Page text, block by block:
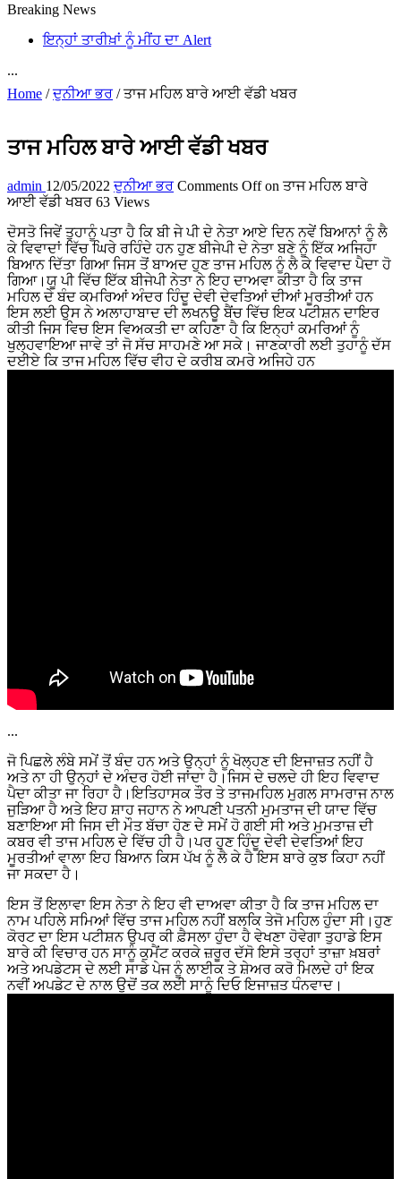
Breaking News
ਇਨ੍ਹਾਂ ਤਾਰੀਖ਼ਾਂ ਨੂੰ ਮੀਂਹ ਦਾ Alert
...
Home / ਦੁਨੀਆ ਭਰ / ਤਾਜ ਮਹਿਲ ਬਾਰੇ ਆਈ ਵੱਡੀ ਖਬਰ
ਤਾਜ ਮਹਿਲ ਬਾਰੇ ਆਈ ਵੱਡੀ ਖਬਰ
admin 12/05/2022 ਦੁਨੀਆ ਭਰ Comments Offon ਤਾਜ ਮਹਿਲ ਬਾਰੇ
ਆਈ ਵੱਡੀ ਖਬਰ 63 Views
ਦੋਸਤੋ ਜਿਵੇਂ ਤੁਹਾਨੂੰ ਪਤਾ ਹੈ ਕਿ ਬੀ ਜੇ ਪੀ ਦੇ ਨੇਤਾ ਆਏ ਦਿਨ ਨਵੇਂ ਬਿਆਨਾਂ ਨੂੰ ਲੈ
ਕੇ ਵਿਵਾਦਾਂ ਵਿੱਚ ਘਿਰੇ ਰਹਿੰਦੇ ਹਨ ਹੁਣ ਬੀਜੇਪੀ ਦੇ ਨੇਤਾ ਬਣੇ ਨੂੰ ਇੱਕ ਅਜਿਹਾ
ਬਿਆਨ ਦਿੱਤਾ ਗਿਆ ਜਿਸ ਤੋਂ ਬਾਅਦ ਹੁਣ ਤਾਜ ਮਹਿਲ ਨੂੰ ਲੈ ਕੇ ਵਿਵਾਦ ਪੈਦਾ ਹੋ
ਗਿਆ।ਯੂ ਪੀ ਵਿੱਚ ਇੱਕ ਬੀਜੇਪੀ ਨੇਤਾ ਨੇ ਇਹ ਦਾਅਵਾ ਕੀਤਾ ਹੈ ਕਿ ਤਾਜ
ਮਹਿਲ ਦੇ ਬੰਦ ਕਮਰਿਆਂ ਅੰਦਰ ਹਿੰਦੂ ਦੇਵੀ ਦੇਵਤਿਆਂ ਦੀਆਂ ਮੂਰਤੀਆਂ ਹਨ
ਇਸ ਲਈ ਉਸ ਨੇ ਅਲਾਹਾਬਾਦ ਦੀ ਲਖਨਊ ਬੈਂਚ ਵਿੱਚ ਇਕ ਪਟੀਸ਼ਨ ਦਾਇਰ
ਕੀਤੀ ਜਿਸ ਵਿਚ ਇਸ ਵਿਅਕਤੀ ਦਾ ਕਹਿਣਾ ਹੈ ਕਿ ਇਨ੍ਹਾਂ ਕਮਰਿਆਂ ਨੂੰ
ਖੁਲ੍ਹਵਾਇਆ ਜਾਵੇ ਤਾਂ ਜੋ ਸੱਚ ਸਾਹਮਣੇ ਆ ਸਕੇ। ਜਾਣਕਾਰੀ ਲਈ ਤੁਹਾਨੂੰ ਦੱਸ
ਦਈਏ ਕਿ ਤਾਜ ਮਹਿਲ ਵਿੱਚ ਵੀਹ ਦੇ ਕਰੀਬ ਕਮਰੇ ਅਜਿਹੇ ਹਨ
...
ਜੋ ਪਿਛਲੇ ਲੰਬੇ ਸਮੇਂ ਤੋਂ ਬੰਦ ਹਨ ਅਤੇ ਉਨ੍ਹਾਂ ਨੂੰ ਖੋਲ੍ਹਣ ਦੀ ਇਜਾਜ਼ਤ ਨਹੀਂ ਹੈ
ਅਤੇ ਨਾ ਹੀ ਉਨ੍ਹਾਂ ਦੇ ਅੰਦਰ ਹੋਈ ਜਾਂਦਾ ਹੈ।ਜਿਸ ਦੇ ਚਲਦੇ ਹੀ ਇਹ ਵਿਵਾਦ
ਪੈਦਾ ਕੀਤਾ ਜਾ ਰਿਹਾ ਹੈ।ਇਤਿਹਾਸਕ ਤੌਰ ਤੇ ਤਾਜਮਹਿਲ ਮੁਗਲ ਸਾਮਰਾਜ ਨਾਲ
ਜੁੜਿਆ ਹੈ ਅਤੇ ਇਹ ਸ਼ਾਹ ਜਹਾਨ ਨੇ ਆਪਣੀ ਪਤਨੀ ਮੁਮਤਾਜ ਦੀ ਯਾਦ ਵਿੱਚ
ਬਣਾਇਆ ਸੀ ਜਿਸ ਦੀ ਮੌਤ ਬੱਚਾ ਹੋਣ ਦੇ ਸਮੇਂ ਹੋ ਗਈ ਸੀ ਅਤੇ ਮੁਮਤਾਜ਼ ਦੀ
ਕਬਰ ਵੀ ਤਾਜ ਮਹਿਲ ਦੇ ਵਿੱਚ ਹੀ ਹੈ।ਪਰ ਹੁਣ ਹਿੰਦੂ ਦੇਵੀ ਦੇਵਤਿਆਂ ਇਹ
ਮੂਰਤੀਆਂ ਵਾਲਾ ਇਹ ਬਿਆਨ ਕਿਸ ਪੱਖ ਨੂੰ ਲੈ ਕੇ ਹੈ ਇਸ ਬਾਰੇ ਕੁਝ ਕਿਹਾ ਨਹੀਂ
ਜਾ ਸਕਦਾ ਹੈ।
ਇਸ ਤੋਂ ਇਲਾਵਾ ਇਸ ਨੇਤਾ ਨੇ ਇਹ ਵੀ ਦਾਅਵਾ ਕੀਤਾ ਹੈ ਕਿ ਤਾਜ ਮਹਿਲ ਦਾ
ਨਾਮ ਪਹਿਲੇ ਸਮਿਆਂ ਵਿੱਚ ਤਾਜ ਮਹਿਲ ਨਹੀਂ ਬਲਕਿ ਤੇਜੋ ਮਹਿਲ ਹੁੰਦਾ ਸੀ।ਹੁਣ
ਕੋਰਟ ਦਾ ਇਸ ਪਟੀਸ਼ਨ ਉਪਰ ਕੀ ਫ਼ੈਸਲਾ ਹੁੰਦਾ ਹੈ ਵੇਖਣਾ ਹੋਵੇਗਾ ਤੁਹਾਡੇ ਇਸ
ਬਾਰੇ ਕੀ ਵਿਚਾਰ ਹਨ ਸਾਨੂੰ ਕੁਮੈਂਟ ਕਰਕੇ ਜ਼ਰੂਰ ਦੱਸੋ ਇਸੇ ਤਰ੍ਹਾਂ ਤਾਜ਼ਾ ਖ਼ਬਰਾਂ
ਅਤੇ ਅਪਡੇਟਸ ਦੇ ਲਈ ਸਾਡੇ ਪੇਜ ਨੂੰ ਲਾਈਕ ਤੇ ਸ਼ੇਅਰ ਕਰੋ ਮਿਲਦੇ ਹਾਂ ਇਕ
ਨਵੀਂ ਅਪਡੇਟ ਦੇ ਨਾਲ ਉਦੋਂ ਤਕ ਲਈ ਸਾਨੂੰ ਦਿਓ ਇਜਾਜ਼ਤ ਧੰਨਵਾਦ।